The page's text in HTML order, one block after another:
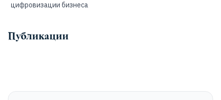
цифровизации бизнеса
Публикации